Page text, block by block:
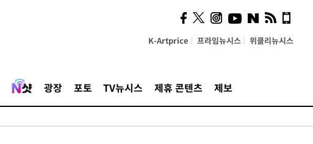
K-Artprice 프라임뉴시스 위클리뉴시스
광장 포토 TV뉴시스 제휴 콘텐츠 제보